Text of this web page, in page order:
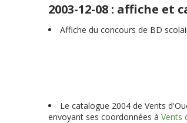
2003-12-08 : affiche et
Affiche du concours de BD
Le catalogue 2004 de Vents
envoyant ses coordonnées à Vents